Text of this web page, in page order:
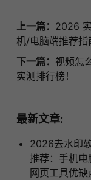
上一篇： 2026
机/电脑端推荐指
下一篇： 视频怎
实测排行榜！
最新文章:
2026去水印
推荐：手机电
网页工具优缺